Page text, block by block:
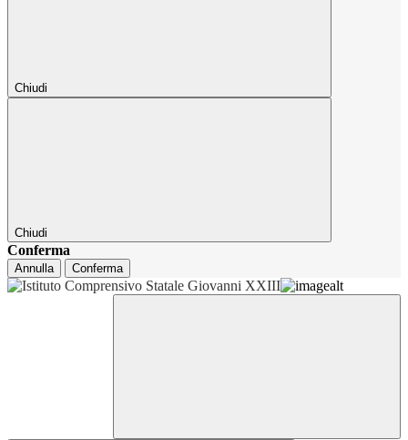
Chiudi
Chiudi
Conferma
Annulla Conferma